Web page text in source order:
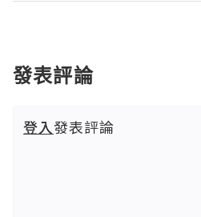
發表評論
登入發表評論